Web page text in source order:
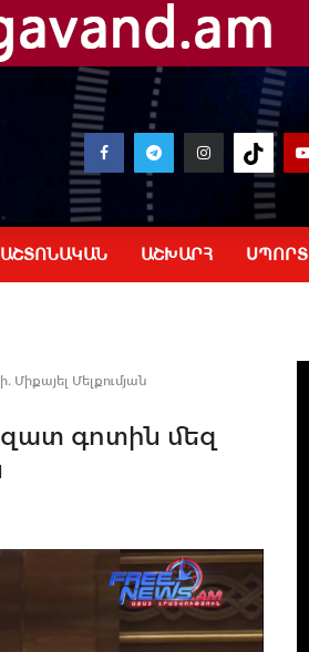
ԱՇԽԱՐՀ ՍՊՈՐՏ
Մելքումյան
գոտին մեզ